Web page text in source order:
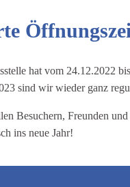
hat vom 24.12.2022
sind wir wieder ganz
Besuchern, Freunden
ins neue Jahr!